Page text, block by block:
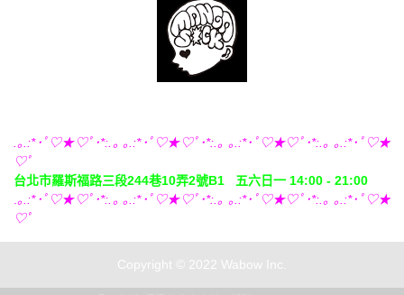
.｡.:*･ﾟ♡★♡ﾟ･*:.｡ ｡.:*･ﾟ♡★♡ﾟ･*:.｡ ｡.:*･ﾟ♡★♡ﾟ･*:.｡ ｡.:*･ﾟ♡★
♡ﾟ
台北市羅斯福路三段244巷10弄2號B1 五六日一 14:00 - 21:00
｡.:*･ﾟ♡★♡ﾟ･*:.｡ ｡.:*･ﾟ♡★♡ﾟ･*:.｡ ｡.:*･ﾟ♡★♡ﾟ･*:.｡ ｡.:*･ﾟ♡★
♡ﾟ
Copyright © 2022 Wabow Inc.